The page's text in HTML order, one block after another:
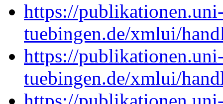
https://
tuebingen.de/xmlui/
https://
tuebingen.de/xmlui/